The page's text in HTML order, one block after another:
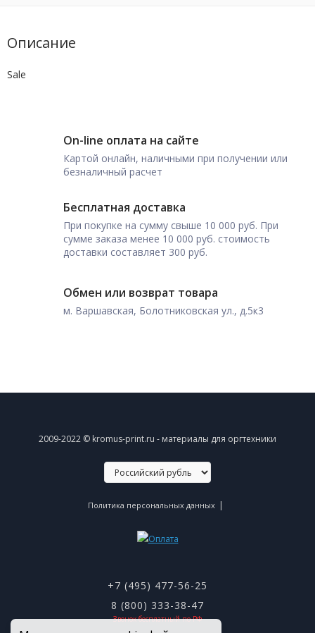
Описание
Sale
On-line оплата на сайте
Картой онлайн, наличными при получении или
безналичный расчет
Бесплатная доставка
При покупке на сумму свыше 10 000 руб. При
сумме заказа менее 10 000 руб. стоимость
доставки составляет 300 руб.
Обмен или возврат товара
м. Варшавская, Болотниковская ул., д.5к3
2009-2022 © kromus-print.ru - материалы для оргтехники
Политика персональных данных |
+7 (495) 477-56-25
8 (800) 333-38-47
Звонок бесплатный по РФ